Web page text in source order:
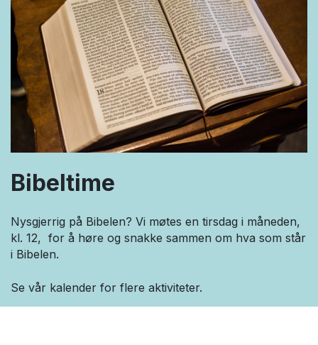
Bibeltime
Nysgjerrig på Bibelen? Vi møtes en tirsdag i måneden,
kl. 12, for å høre og snakke sammen om hva som står
i Bibelen.
Se vår kalender for flere aktiviteter.